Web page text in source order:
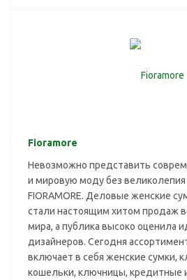
Fioramore
Невозможно представить
и мировую моду без
FIORAMORE. Деловые женские
стали настоящим хитом продаж
мира, а публика высоко оценила
дизайнеров. Сегодня
включает в себя женские сумки,
кошельки, ключницы, кредитные